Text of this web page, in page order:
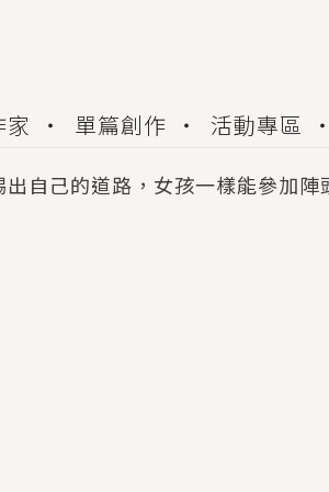
家 單篇創作 活動專區
自己的道路，女孩一樣能參加陣
獲得豐富廣宣資源、專屬服務與
大佬，你哭什麼？》追妻火葬場
日、檸檬的香氣、互相愛慕的兩
體質世界觀，無法抗拒的吸引力
了房子模型，但現實中買下的竟
個連自己也無法改變的永恆，